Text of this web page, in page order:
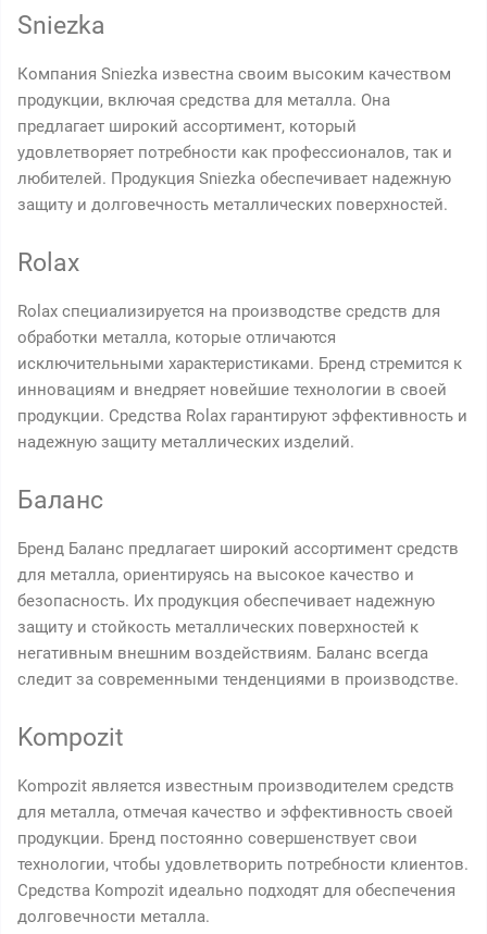
Sniezka
Компания Sniezka известна своим высоким качеством
продукции, включая средства для металла. Она
предлагает широкий ассортимент, который
удовлетворяет потребности как профессионалов, так и
любителей. Продукция Sniezka обеспечивает надежную
защиту и долговечность металлических поверхностей.
Rolax
Rolax специализируется на производстве средств для
обработки металла, которые отличаются
исключительными характеристиками. Бренд стремится к
инновациям и внедряет новейшие технологии в своей
продукции. Средства Rolax гарантируют эффективность и
надежную защиту металлических изделий.
Баланс
Бренд Баланс предлагает широкий ассортимент средств
для металла, ориентируясь на высокое качество и
безопасность. Их продукция обеспечивает надежную
защиту и стойкость металлических поверхностей к
негативным внешним воздействиям. Баланс всегда
следит за современными тенденциями в производстве.
Kompozit
Kompozit является известным производителем средств
для металла, отмечая качество и эффективность своей
продукции. Бренд постоянно совершенствует свои
технологии, чтобы удовлетворить потребности клиентов.
Средства Kompozit идеально подходят для обеспечения
долговечности металла.